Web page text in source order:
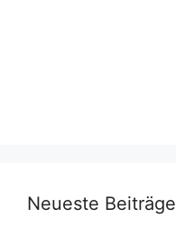
Neueste Beiträge